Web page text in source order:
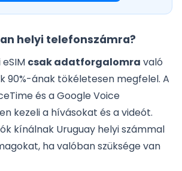
helyi telefonszámra?
csak adatforgalomra való
90%-ának tökéletesen megfelel. A
és a Google Voice
kezeli a hívásokat és a videót.
kínálnak Uruguay helyi számmal
ha valóban szüksége van